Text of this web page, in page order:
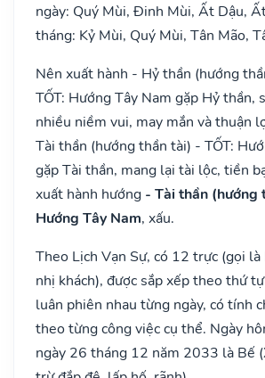
ngày: Quý Mùi, Đinh Mùi, Ất Dậu,
tháng: Kỷ Mùi, Quý Mùi, Tân Mão,
Nên xuất hành - Hỷ thần (hướng
TỐT: Hướng Tây Nam gặp Hỷ thần,
nhiều niềm vui, may mắn và thuận
Tài thần (hướng thần tài) - TỐT:
gặp Tài thần, mang lại tài lộc, tiền
xuất hành hướng - Tài thần (hướng
Hướng Tây Nam, xấu.
Theo Lịch Vạn Sự, có 12 trực (gọi
nhị khách), được sắp xếp theo thứ
luân phiên nhau từng ngày, có tính
theo từng công việc cụ thể. Ngày
ngày 26 tháng 12 năm 2033 là Bế